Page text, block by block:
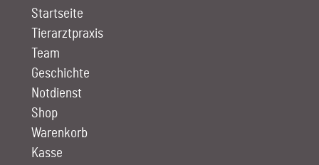
Startseite
Tierarztpraxis
Team
Geschichte
Notdienst
Shop
Warenkorb
Kasse